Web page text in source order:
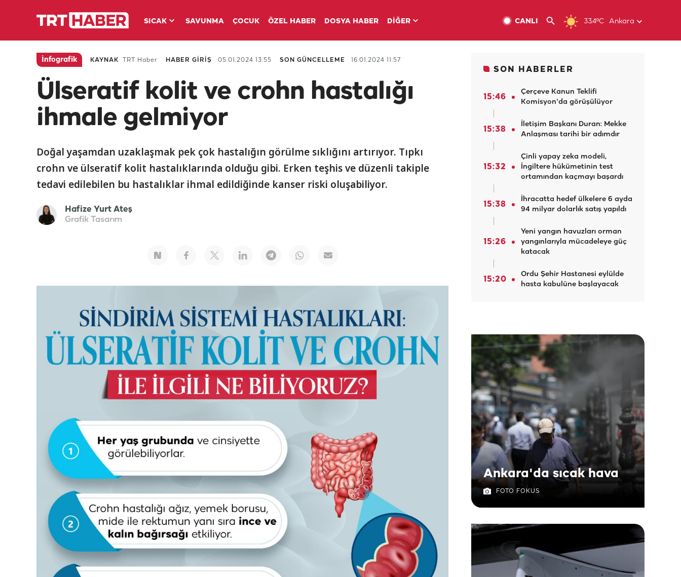
SICAK SAVUNMA ÇOCUK ÖZEL HABER DOSYA HABER DİĞER 33.4ºC Ankara
CANLI
İnfografik KAYNAK TRT Haber HABER GİRİŞ 05.01.2024 13:55 SON GÜNCELLEME 16.01.2024 11:57
Ülseratif kolit ve crohn hastalığı
ihmale gelmiyor
Doğal yaşamdan uzaklaşmak pek çok hastalığın görülme sıklığını artırıyor. Tıpkı
crohn ve ülseratif kolit hastalıklarında olduğu gibi. Erken teşhis ve düzenli takiple
tedavi edilebilen bu hastalıklar ihmal edildiğinde kanser riski oluşabiliyor.
Hafize Yurt Ateş
Grafik Tasarım
SON HABERLER
15:46
Çerçeve Kanun Teklifi
Komisyon'da görüşülüyor
15:38
İletişim Başkanı Duran: Mekke
Anlaşması tarihi bir adımdır
15:32
Çinli yapay zeka modeli,
İngiltere hükümetinin test
ortamından kaçmayı başardı
15:38
İhracatta hedef ülkelere 6 ayda
94 milyar dolarlık satış yapıldı
15:26
Yeni yangın havuzları orman
yangınlarıyla mücadeleye güç
katacak
15:20
Ordu Şehir Hastanesi eylülde
hasta kabulüne başlayacak
Ankara'da sıcak hava
FOTO FOKUS